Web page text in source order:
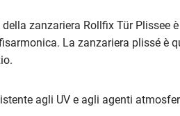
zanzariera Rollfix Tür Plissee
La zanzariera plissé è
agli UV e agli agenti